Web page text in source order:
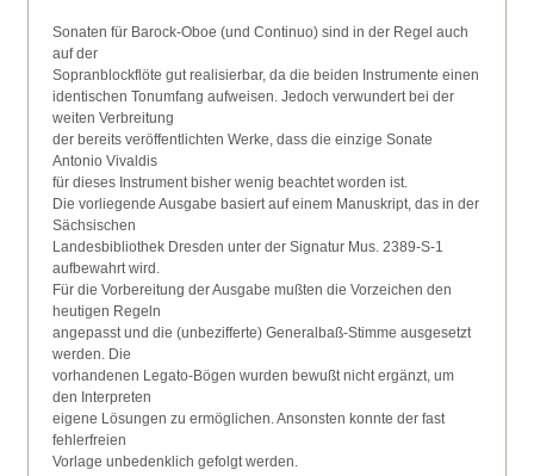
Sonaten für Barock-Oboe (und Continuo) sind in der Regel auch
auf der
Sopranblockflöte gut realisierbar, da die beiden Instrumente einen
identischen Tonumfang aufweisen. Jedoch verwundert bei der
weiten Verbreitung
der bereits veröffentlichten Werke, dass die einzige Sonate
Antonio Vivaldis
für dieses Instrument bisher wenig beachtet worden ist.
Die vorliegende Ausgabe basiert auf einem Manuskript, das in der
Sächsischen
Landesbibliothek Dresden unter der Signatur Mus. 2389-S-1
aufbewahrt wird.
Für die Vorbereitung der Ausgabe mußten die Vorzeichen den
heutigen Regeln
angepasst und die (unbezifferte) Generalbaß-Stimme ausgesetzt
werden. Die
vorhandenen Legato-Bögen wurden bewußt nicht ergänzt, um
den Interpreten
eigene Lösungen zu ermöglichen. Ansonsten konnte der fast
fehlerfreien
Vorlage unbedenklich gefolgt werden.